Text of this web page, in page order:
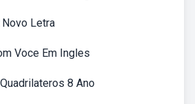
Letra
Voce Em Ingles
8 Ano